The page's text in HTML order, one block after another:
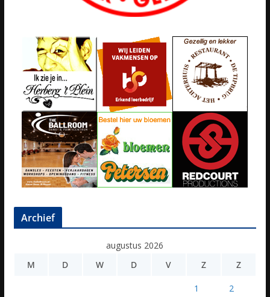
Archief
augustus 2026
M
D W D V Z Z
1 2